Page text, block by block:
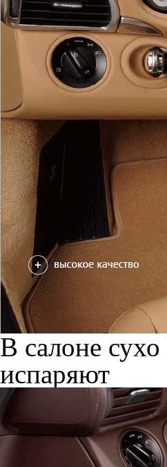
В салоне сухо
испаряют